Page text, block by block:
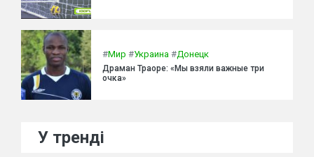
#Мир #Украина #Донецк
Драман Траоре: «Мы взяли важные три
очка»
У тренді